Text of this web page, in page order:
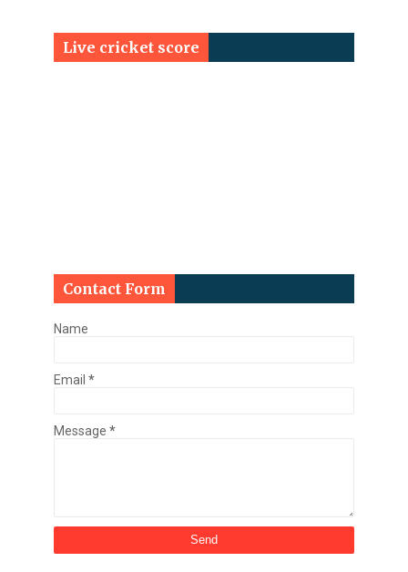
Live cricket score
Contact Form
Name
Email *
Message *